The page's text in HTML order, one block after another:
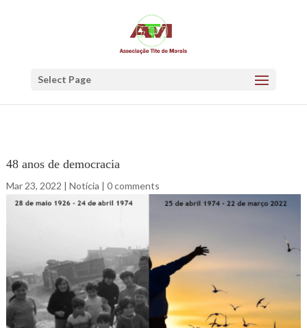
Select Page
48 anos de democracia
Mar 23, 2022 | Notícia | 0 comments